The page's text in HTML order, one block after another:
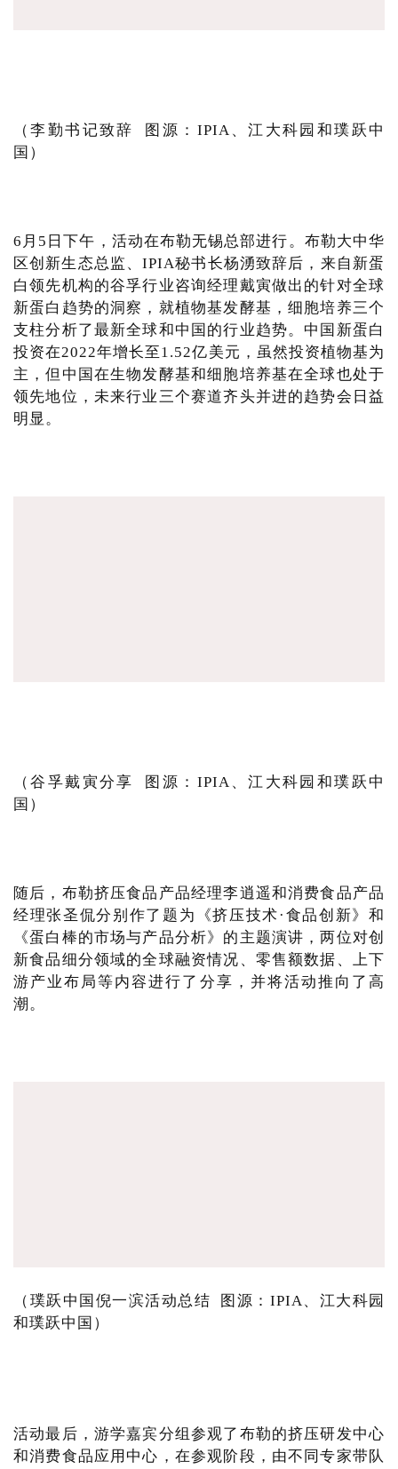
（李勤书记致辞 图源：IPIA、江大科园和璞跃中
国）
6月5日下午，活动在布勒无锡总部进行。布勒大中华
区创新生态总监、IPIA秘书长杨湧致辞后，来自新蛋
白领先机构的谷孚行业咨询经理戴寅做出的针对全球
新蛋白趋势的洞察，就植物基发酵基，细胞培养三个
支柱分析了最新全球和中国的行业趋势。中国新蛋白
投资在2022年增长至1.52亿美元，虽然投资植物基为
主，但中国在生物发酵基和细胞培养基在全球也处于
领先地位，未来行业三个赛道齐头并进的趋势会日益
明显。
（谷孚戴寅分享 图源：IPIA、江大科园和璞跃中
国）
随后，布勒挤压食品产品经理李逍遥和消费食品产品
经理张圣侃分别作了题为《挤压技术·食品创新》和
《蛋白棒的市场与产品分析》的主题演讲，两位对创
新食品细分领域的全球融资情况、零售额数据、上下
游产业布局等内容进行了分享，并将活动推向了高
潮。
（璞跃中国倪一滨活动总结 图源：IPIA、江大科园
和璞跃中国）
活动最后，游学嘉宾分组参观了布勒的挤压研发中心
和消费食品应用中心，在参观阶段，由不同专家带队